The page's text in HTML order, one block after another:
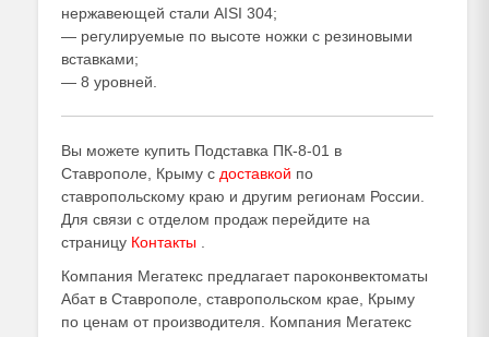
нержавеющей стали AISI 304;
— регулируемые по высоте ножки с резиновыми
вставками;
— 8 уровней.
Вы можете купить Подставка ПК-8-01 в
Ставрополе, Крыму с доставкой по
ставропольскому краю и другим регионам России.
Для связи с отделом продаж перейдите на
страницу Контакты
Компания Мегатекс предлагает пароконвектоматы
Абат в Ставрополе, ставропольском крае, Крыму
по ценам от производителя. Компания Мегатекс